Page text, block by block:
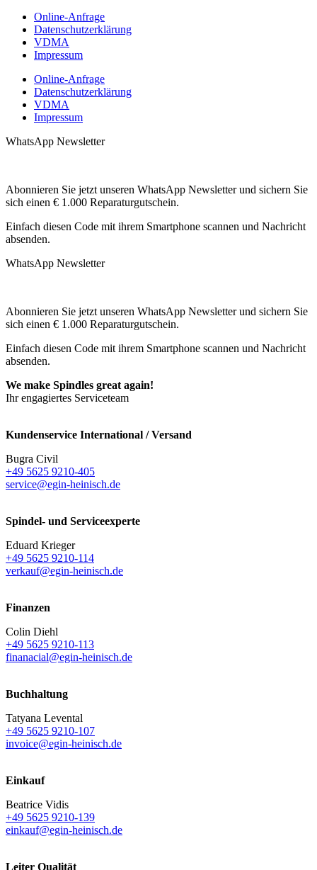
Online-Anfrage
Datenschutzerklärung
VDMA
Impressum
Online-Anfrage
Datenschutzerklärung
VDMA
Impressum
WhatsApp Newsletter
Abonnieren Sie jetzt unseren WhatsApp Newsletter und sichern Sie
sich einen € 1.000 Reparaturgutschein.
Einfach diesen Code mit ihrem Smartphone scannen und Nachricht
absenden.
WhatsApp Newsletter
Abonnieren Sie jetzt unseren WhatsApp Newsletter und sichern Sie
sich einen € 1.000 Reparaturgutschein.
Einfach diesen Code mit ihrem Smartphone scannen und Nachricht
absenden.
We make Spindles great again!
Ihr engagiertes Serviceteam
Kundenservice International / Versand
Bugra Civil
+49 5625 9210-405
service@egin-heinisch.de
Spindel- und Serviceexperte
Eduard Krieger
+49 5625 9210-114
verkauf@egin-heinisch.de
Finanzen
Colin Diehl
+49 5625 9210-113
finanacial@egin-heinisch.de
Buchhaltung
Tatyana Levental
+49 5625 9210-107
invoice@egin-heinisch.de
Einkauf
Beatrice Vidis
+49 5625 9210-139
einkauf@egin-heinisch.de
Leiter Qualität